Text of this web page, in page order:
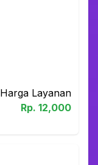
Harga Layanan
Rp. 12,000